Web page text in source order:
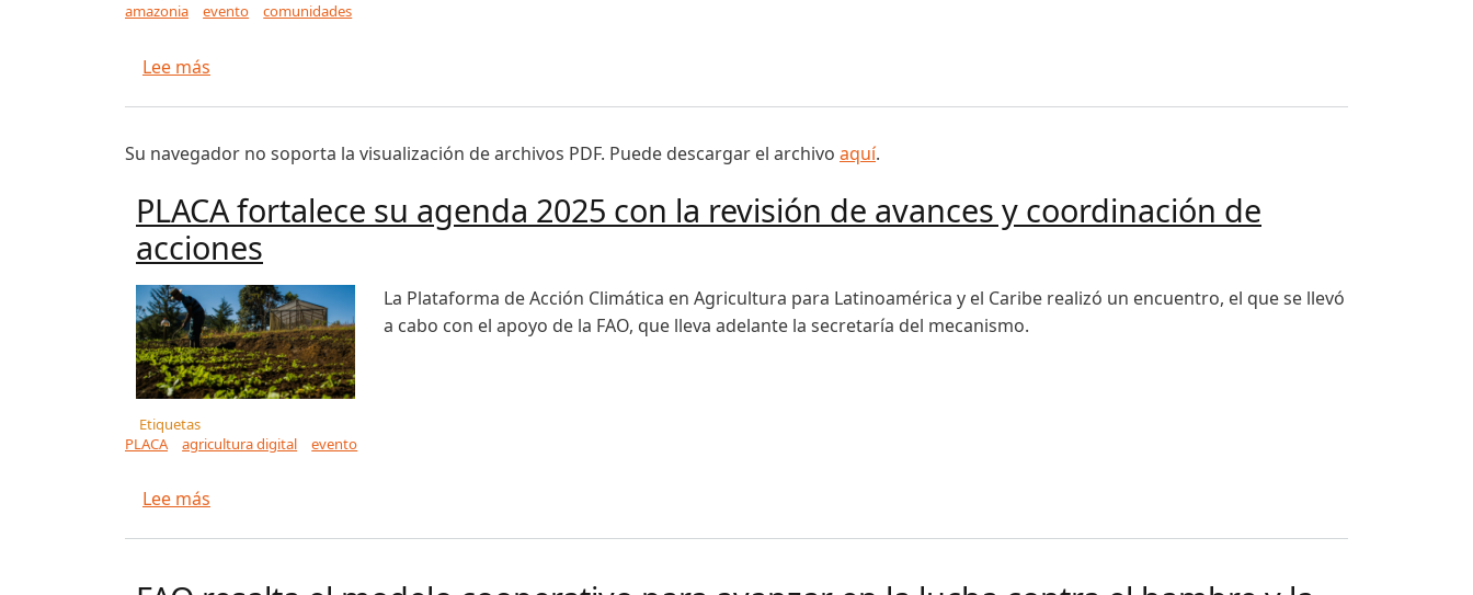
amazonia
evento comunidades
Lee más
Su navegador no soporta la visualización de archivos PDF. Puede descargar el archivo aquí.
PLACA fortalece su agenda 2025 con la revisión de avances y coordinación de
acciones
La Plataforma de Acción Climática en Agricultura para Latinoamérica y el Caribe realizó un encuentro, el que se llevó
a cabo con el apoyo de la FAO, que lleva adelante la secretaría del mecanismo.
Etiquetas
PLACA
agricultura digital evento
Lee más